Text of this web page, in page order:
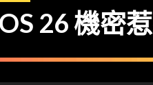
26 機密